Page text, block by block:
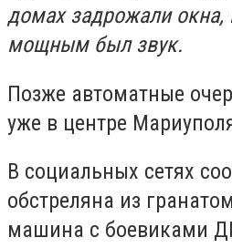
домах задрожали окна,
мощным был звук.
Позже автоматные
уже в центре
В социальных сетях
обстреляна из
машина с боевиками